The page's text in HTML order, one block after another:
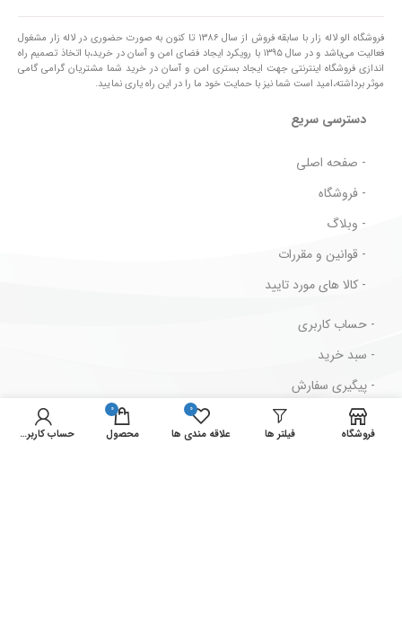
فروشگاه الو لاله زار با سابقه فروش از سال ۱۳۸۶ تا کنون به صورت حضوری در لاله زار مشغول
فعالیت می‌باشد و در سال ۱۳۹۵ با رویکرد ایجاد فضای امن و آسان در خرید،با اتخاذ تصمیم راه
اندازی فروشگاه اینترنتی جهت ایجاد بستری امن و آسان در خرید شما مشتریان گرامی گامی
موثر برداشته،امید است شما نیز با حمایت خود ما را در این راه یاری نمایید.
دسترسی سریع
- صفحه اصلی
- فروشگاه
- وبلاگ
- قوانین و مقررات
- کالا های مورد تایید
- حساب کاربری
- سبد خرید
- پیگیری سفارش
- قوانین و مقررات
فروشگاه فیلتر ها
0
علاقه مندی ها
0
محصول حساب کاربری من